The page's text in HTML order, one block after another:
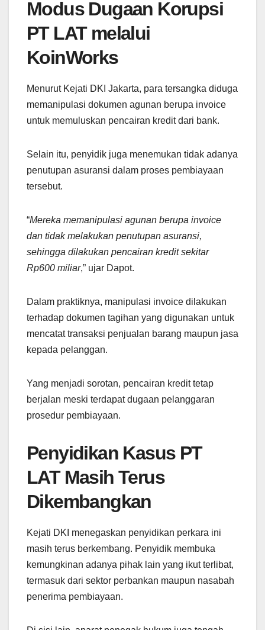
Modus Dugaan Korupsi
PT LAT melalui
KoinWorks
Menurut Kejati DKI Jakarta, para tersangka diduga
memanipulasi dokumen agunan berupa invoice
untuk memuluskan pencairan kredit dari bank.
Selain itu, penyidik juga menemukan tidak adanya
penutupan asuransi dalam proses pembiayaan
tersebut.
“Mereka memanipulasi agunan berupa invoice
dan tidak melakukan penutupan asuransi,
sehingga dilakukan pencairan kredit sekitar
Rp600 miliar,” ujar Dapot.
Dalam praktiknya, manipulasi invoice dilakukan
terhadap dokumen tagihan yang digunakan untuk
mencatat transaksi penjualan barang maupun jasa
kepada pelanggan.
Yang menjadi sorotan, pencairan kredit tetap
berjalan meski terdapat dugaan pelanggaran
prosedur pembiayaan.
Penyidikan Kasus PT
LAT Masih Terus
Dikembangkan
Kejati DKI menegaskan penyidikan perkara ini
masih terus berkembang. Penyidik membuka
kemungkinan adanya pihak lain yang ikut terlibat,
termasuk dari sektor perbankan maupun nasabah
penerima pembiayaan.